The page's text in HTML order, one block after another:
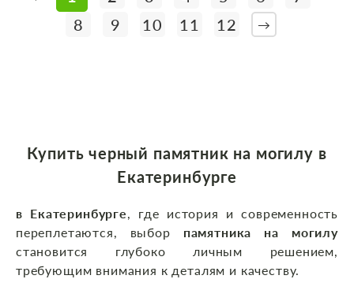
8
9 10 11 12 →
Купить черный памятник на могилу в
Екатеринбурге
в Екатеринбурге, где история и современность
переплетаются, выбор памятника на могилу
становится глубоко личным решением,
требующим внимания к деталям и качеству.